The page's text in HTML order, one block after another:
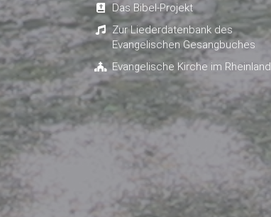
Das Bibel-Projekt
Zur Liederdatenbank des
Evangelischen Gesangbuches
Evangelische Kirche im Rheinland